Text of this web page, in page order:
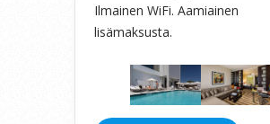
Ilmainen WiFi. Aamiainen
lisämaksusta.